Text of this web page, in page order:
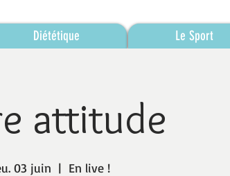
Diététique Le Sport
attitude
03 juin
  |
En live !